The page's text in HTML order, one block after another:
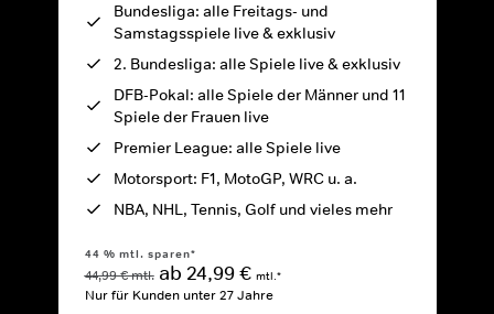
Bundesliga: alle Freitags- und
Samstagsspiele live & exklusiv
2. Bundesliga: alle Spiele live & exklusiv
DFB-Pokal: alle Spiele der Männer und 11
Spiele der Frauen live
Premier League: alle Spiele live
Motorsport: F1, MotoGP, WRC u. a.
NBA, NHL, Tennis, Golf und vieles mehr
44 % mtl. sparen*
44,99 € mtl. ab 24,99 € mtl.*
Nur für Kunden unter 27 Jahre